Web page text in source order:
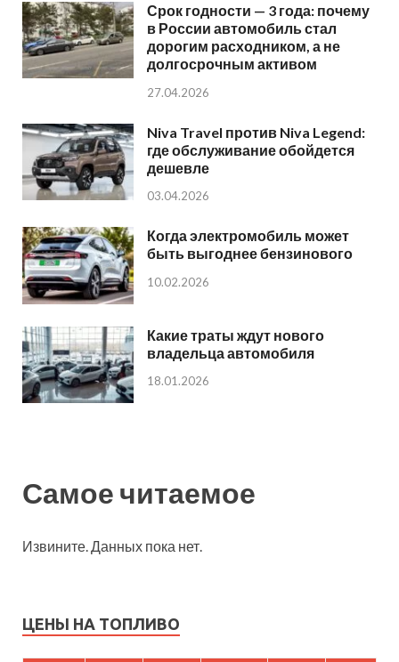
Срок годности — 3 года: почему
в России автомобиль стал
дорогим расходником, а не
долгосрочным активом
27.04.2026
Niva Travel против Niva Legend:
где обслуживание обойдется
дешевле
03.04.2026
Когда электромобиль может
быть выгоднее бензинового
10.02.2026
Какие траты ждут нового
владельца автомобиля
18.01.2026
Самое читаемое
Извините. Данных пока нет.
ЦЕНЫ НА ТОПЛИВО